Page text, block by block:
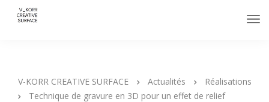
V-KORR CREATIVE SURFACE Actualités
Réalisations
Technique de gravure en 3D pour un effet de relief